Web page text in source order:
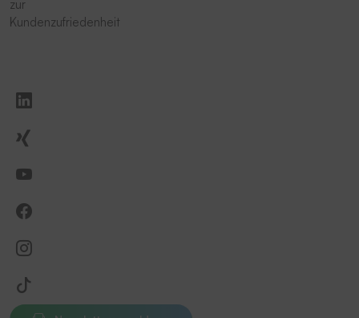
zur
Kundenzufriedenheit